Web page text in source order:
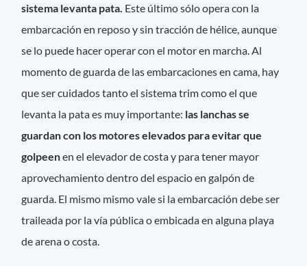
sistema levanta pata. Este último sólo opera con la
embarcación en reposo y sin tracción de hélice, aunque
se lo puede hacer operar con el motor en marcha. Al
momento de guarda de las embarcaciones en cama, hay
que ser cuidados tanto el sistema trim como el que
levanta la pata es muy importante: las lanchas se
guardan con los motores elevados para evitar que
golpeenen el elevador de costa y para tener mayor
aprovechamiento dentro del espacio en galpón de
guarda. El mismo mismo vale si la embarcación debe ser
traileada por la vía pública o embicada en alguna playa
de arena o costa.